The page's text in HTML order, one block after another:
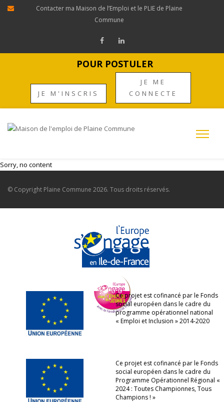
Contacter ma Maison de l’Emploi et le PLIE de Plaine
Commune
POUR POSTULER
JE M'INSCRIS
JE ME
CONNECTE
Sorry, no content
© Copyright Plaine Commune 2026. Tous droits réservés.
Ce projet est cofinancé par le Fonds
social européen dans le cadre du
programme opérationnel national
« Emploi et Inclusion » 2014-2020
Ce projet est cofinancé par le Fonds
social européen dans le cadre du
Programme Opérationnel Régional «
2024 : Toutes Championnes, Tous
Champions ! »